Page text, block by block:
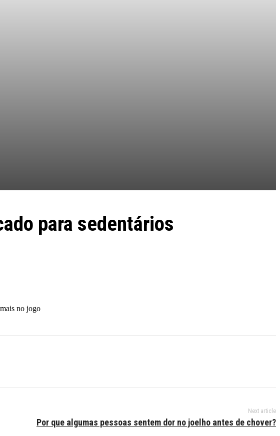
para sedentários
no jogo
Next article
Por que algumas pessoas sentem dor no joelho antes de chover?